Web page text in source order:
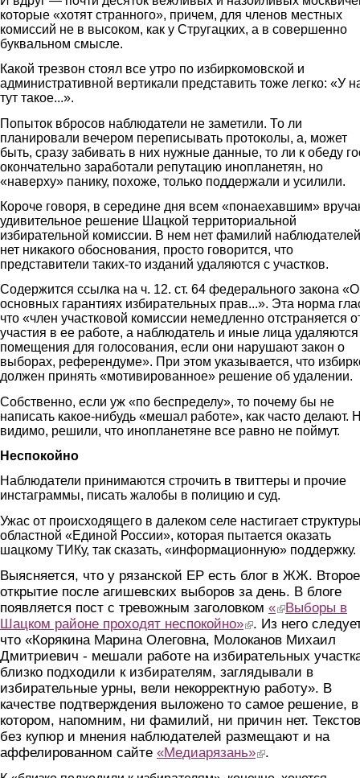
которые «хотят странного», причем, для членов местных
комиссий не в высоком, как у Стругацких, а в совершенно
буквальном смысле.
Какой трезвон стоял все утро по избиркомовской и
административной вертикали представить тоже легко: «У
тут такое...».
Попыток вбросов наблюдатели не заметили. То ли
планировали вечером переписывать протоколы, а, может
быть, сразу забивать в них нужные данные, то ли к обеду
окончательно заработали репутацию инопланетян, но
«наверху» панику, похоже, только поддержали и усилили.
Короче говоря, в середине дня всем «понаехавшим»
удивительное решение Шацкой территориальной
избирательной комиссии. В нем нет фамилий
нет никакого обоснования, просто говорится, что
представители таких-то изданий удаляются с участков.
Содержится ссылка на ч. 12. ст. 64 федерального закона
основных гарантиях избирательных прав...». Эта норма
что «член участковой комиссии немедленно отстраняется
участия в ее работе, а наблюдатель и иные лица удаляются
помещения для голосования, если они нарушают закон о
выборах, референдуме». При этом указывается, что
должен принять «мотивированное» решение об удалении.
Собственно, если уж «по беспределу», то почему бы не
написать какое-нибудь «мешал работе», как часто делают.
видимо, решили, что инопланетяне все равно не поймут.
Неспокойно
Наблюдатели принимаются строчить в твиттеры и прочие
инстаграммы, писать жалобы в полицию и суд.
Ужас от происходящего в далеком селе настигает
областной «Единой России», которая пытается оказать
шацкому ТИКу, так сказать, «информационную» поддержку.
Выясняется, что у рязанской ЕР есть блог в ЖЖ. Второе
открытие после агишевских выборов за день. В блоге
появляется пост с тревожным заголовком «(link is external)
Выборы в
Шацком районе проходят неспокойно»(link is external)
. Из него
что «Корякина Марина Олеговна, Молоканов Михаил
Дмитриевич - мешали работе на избирательных
близко подходили к избирателям, заглядывали в
избирательные урны, вели некорректную работу». В
качестве подтверждения выложено то самое решение, в
котором, напомним, ни фамилий, ни причин нет.
без купюр и мнения наблюдателей размещают и на
аффелированном сайте «Медиарязань»(link is external)
.